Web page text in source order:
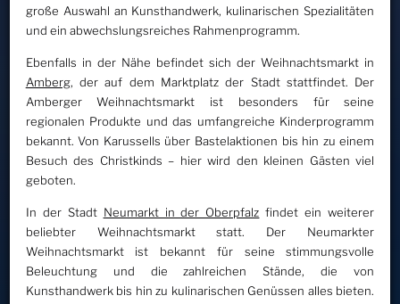
große Auswahl an Kunsthandwerk, kulinarischen Spezialitäten
und ein abwechslungsreiches Rahmenprogramm.
Ebenfalls in der Nähe befindet sich der Weihnachtsmarkt in
Amberg, der auf dem Marktplatz der Stadt stattfindet. Der
Amberger Weihnachtsmarkt ist besonders für seine
regionalen Produkte und das umfangreiche Kinderprogramm
bekannt. Von Karussells über Bastelaktionen bis hin zu einem
Besuch des Christkinds – hier wird den kleinen Gästen viel
geboten.
In der Stadt Neumarkt in der Oberpfalz findet ein weiterer
beliebter Weihnachtsmarkt statt. Der Neumarkter
Weihnachtsmarkt ist bekannt für seine stimmungsvolle
Beleuchtung und die zahlreichen Stände, die von
Kunsthandwerk bis hin zu kulinarischen Genüssen alles bieten.